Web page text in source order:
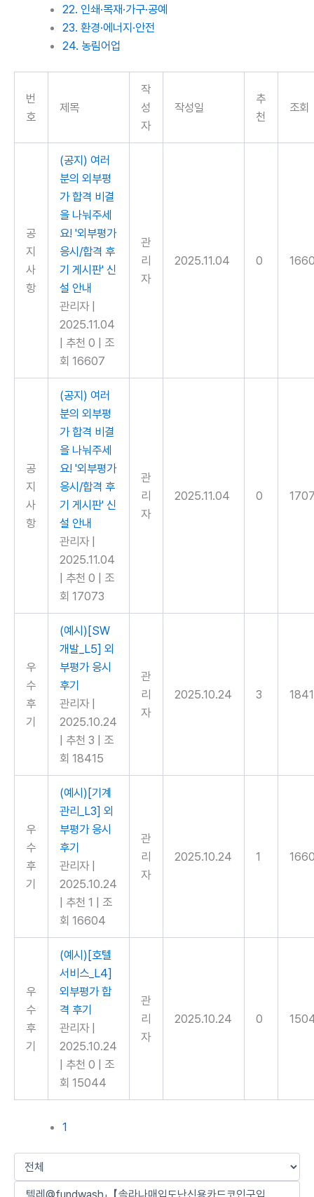
22. 인쇄·목재·가구·공예
23. 환경·에너지·안전
24. 농림어업
번
호
제목
작
성
자
작성일
추
천
조회
공
지
사
항
(공지) 여러
분의 외부평
가 합격 비결
을 나눠주세
요! '외부평가
응시/합격 후
기 게시판' 신
설 안내
관리자
2025.11.04
추천 0
조
회 16607
관
리
자
2025.11.04 0
공
지
사
항
(공지) 여러
분의 외부평
가 합격 비결
을 나눠주세
요! '외부평가
응시/합격 후
기 게시판' 신
설 안내
관리자
2025.11.04
추천 0
조
회 17073
관
리
자
2025.11.04 0
우
수
후
기
(예시)[SW
개발_L5] 외
부평가 응시
후기
관리자
2025.10.24
추천 3
조
회 18415
관
리
자
2025.10.24 3
우
수
후
기
(예시)[기계
관리_L3] 외
부평가 응시
후기
관리자
2025.10.24
추천 1
조
회 16604
관
리
자
2025.10.24 1
우
수
후
기
(예시)[호텔
서비스_L4]
외부평가 합
격 후기
관리자
2025.10.24
추천 0
조
회 15044
관
리
자
2025.10.24 0
1